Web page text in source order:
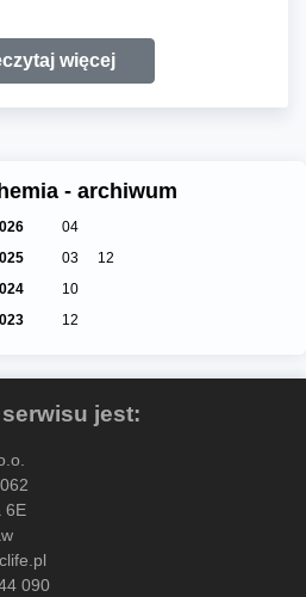
więcej
- archiwum
04
03
12
10
12
jest:
6E
090